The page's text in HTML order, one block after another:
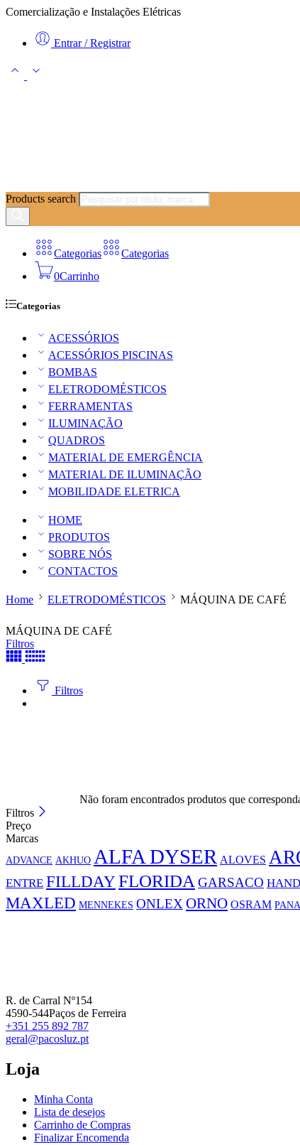
Comercialização e Instalações Elétricas
Entrar / Registrar
Products search
Categorias
Categorias
0Carrinho
Categorias
ACESSÓRIOS
ACESSÓRIOS PISCINAS
BOMBAS
ELETRODOMÉSTICOS
FERRAMENTAS
ILUMINAÇÃO
QUADROS
MATERIAL DE EMERGÊNCIA
MATERIAL DE ILUMINAÇÃO
MOBILIDADE ELETRICA
HOME
PRODUTOS
SOBRE NÓS
CONTACTOS
Home ELETRODOMÉSTICOS MÁQUINA DE CAFÉ
MÁQUINA DE CAFÉ
Filtros
Filtros
Não foram encontrados produtos que
Filtros
Preço
Marcas
ADVANCE AKHUO ALFA DYSER ALOVES
ENTRE FILLDAY FLORIDA GARSACO
MAXLED MENNEKES ONLEXORNO OSRAM
R. de Carral Nº154
4590-544Paços de Ferreira
+351 255 892 787
geral@pacosluz.pt
Loja
Minha Conta
Lista de desejos
Carrinho de Compras
Finalizar Encomenda